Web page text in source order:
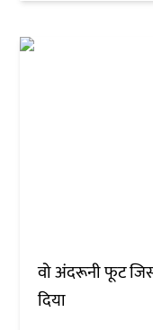
वो अंदरूनी फूट
दिया